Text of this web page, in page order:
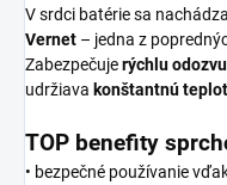
V srdci batérie sa nachádza
Vernet – jedna z
Zabezpečujerýchlu
udržiava konštantnú
TOP benefity
• bezpečné používanie